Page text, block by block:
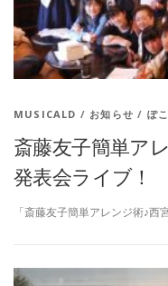
MUSICALD / お知らせ / ぽ
斎藤友子簡単ア
発表会ライブ！
「斎藤友子簡単アレンジ術♪